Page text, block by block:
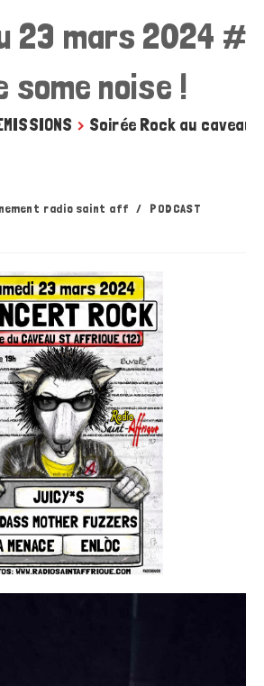
23 mars 2024 #
some noise !
> Soirée Rock au caveau
radio saint aff /
PODCAST